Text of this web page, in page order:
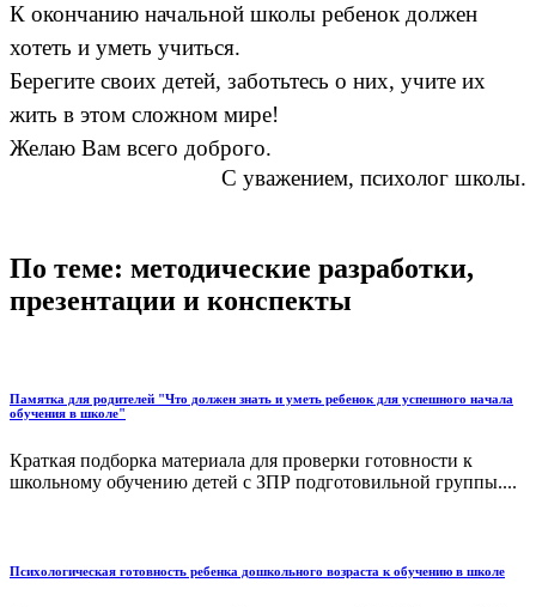
К окончанию начальной школы ребенок должен
хотеть и уметь учиться.
Берегите своих детей, заботьтесь о них, учите их
жить в этом сложном мире!
Желаю Вам всего доброго.
С уважением, психолог школы.
По теме: методические разработки,
презентации и конспекты
Памятка для родителей "Что должен знать и уметь ребенок для успешного начала
обучения в школе"
Краткая подборка материала для проверки готовности к
школьному обучению детей с ЗПР подготовильной группы....
Психологическая готовность ребенка дошкольного возраста к обучению в школе